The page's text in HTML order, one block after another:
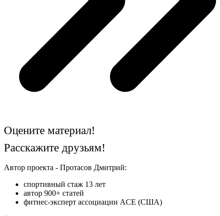
Оцените материал!
Расскажите друзьям!
Автор проекта - Протасов Дмитрий:
спортивный стаж 13 лет
автор 900+ статей
фитнес-эксперт ассоциации ACE (США)